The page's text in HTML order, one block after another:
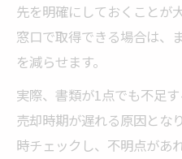
先を明確にしておくことが
窓口で取得できる場合は、
を減らせます。
実際、書類が1点でも不足
売却時期が遅れる原因とな
時チェックし、不明点があ